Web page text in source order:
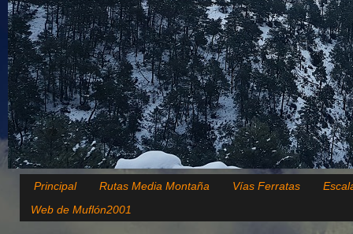
Principal Rutas Media Montaña Vías Ferratas
Web de Muflón2001